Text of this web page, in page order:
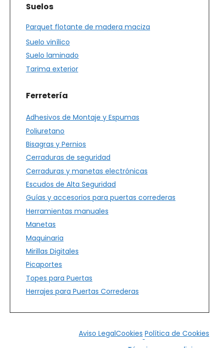
Suelos
Parquet flotante de madera maciza
Suelo vinílico
Suelo laminado
Tarima exterior
Ferretería
Adhesivos de Montaje y Espumas
Poliuretano
Bisagras y Pernios
Cerraduras de seguridad
Cerraduras y manetas electrónicas
Escudos de Alta Seguridad
Guías y accesorios para puertas correderas
Herramientas manuales
Manetas
Maquinaria
Mirillas Digitales
Picaportes
Topes para Puertas
Herrajes para Puertas Correderas
Aviso LegalCookies Política de Cookies